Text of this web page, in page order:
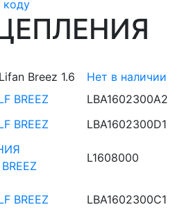
Breez 1.6
Нет в наличии
BREEZ
LBA1602300A2
BREEZ
LBA1602300D1
L1608000
BREEZ LBA1602300C1